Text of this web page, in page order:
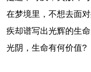
在梦境里，不想去面
疾却谱写出光辉的生
光阴，生命有何价值?